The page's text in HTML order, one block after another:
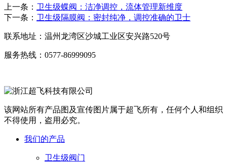
上一条： 卫生级蝶阀：洁净调控，流体管理新维度
下一条： 卫生级隔膜阀：密封纯净，调控准确的卫士
联系地址： 温州龙湾区沙城工业区安兴路520号
服务热线： 0577-86999095
该网站所有产品图及宣传图片属于超飞所有，任何个人和组织
不得使用，盗用必究。
我们的产品
卫生级阀门